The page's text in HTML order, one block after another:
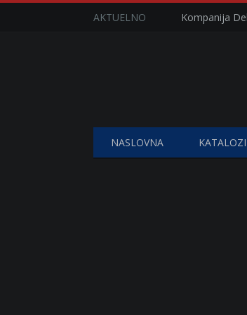
AKTUELNO
NASLOVNA KATALOZI